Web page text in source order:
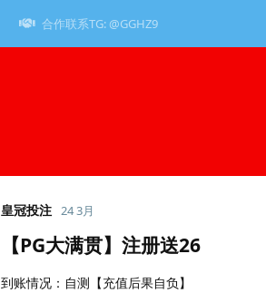
合作联系TG: @GGHZ9
皇冠投注 24 3月
【PG大满贯】注册送26
到账情况：自测【充值后果自负】